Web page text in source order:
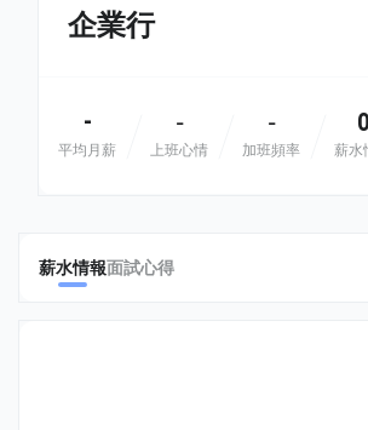
企業行
-
平均月薪
-
上班心情
-
加班頻率
0
薪水
薪水情報面試心得